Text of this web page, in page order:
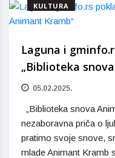
KULTURA
Laguna i
„Biblioteka
05.02.2025.
„Biblioteka snova
nezaboravna priča o
pratimo svoje snove,
mlade Animant Kramb